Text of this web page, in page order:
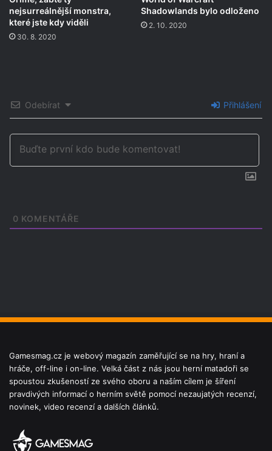
nejsurreálnější monstra,
které jste kdy viděli
30. 8. 2020
Shadowlands bylo odloženo
2. 10. 2020
Odebírat Přihlášení
0 KOMENTÁŘE
Gamesmag.cz je webový magazín zaměřující se na hry, hraní a
hráče, off-line i on-line. Velká část z nás jsou herní matadoři se
spoustou zkušeností ze svého oboru a naším cílem je šíření
pravdivých informací o herním světě pomocí nezaujatých recenzí,
novinek, video recenzí a dalších článků.